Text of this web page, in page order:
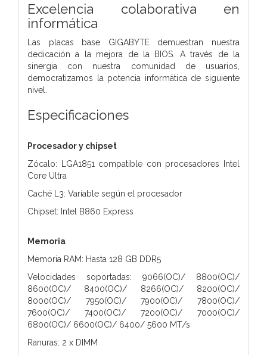
Excelencia colaborativa en
informática
Las placas base GIGABYTE demuestran nuestra
dedicación a la mejora de la BIOS. A través de la
sinergia con nuestra comunidad de usuarios,
democratizamos la potencia informática de siguiente
nivel.
Especificaciones
Procesador y chipset
Zócalo: LGA1851 compatible con procesadores Intel
Core Ultra
Caché L3: Variable según el procesador
Chipset: Intel B860 Express
Memoria
Memoria RAM: Hasta 128 GB DDR5
Velocidades soportadas: 9066(OC)/ 8800(OC)/
8600(OC)/ 8400(OC)/ 8266(OC)/ 8200(OC)/
8000(OC)/ 7950(OC)/ 7900(OC)/ 7800(OC)/
7600(OC)/ 7400(OC)/ 7200(OC)/ 7000(OC)/
6800(OC)/ 6600(OC)/ 6400/ 5600 MT/s
Ranuras: 2 x DIMM